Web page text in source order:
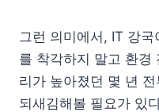
그런 의미에서, IT 강
를 착각하지 말고 환경
리가 높아졌던 몇 년 전
되새김해볼 필요가 있